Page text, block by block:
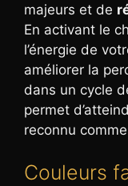
majeurs et de
En activant le
l’énergie de
améliorer la
dans un cycle
permet
reconnu
Couleurs